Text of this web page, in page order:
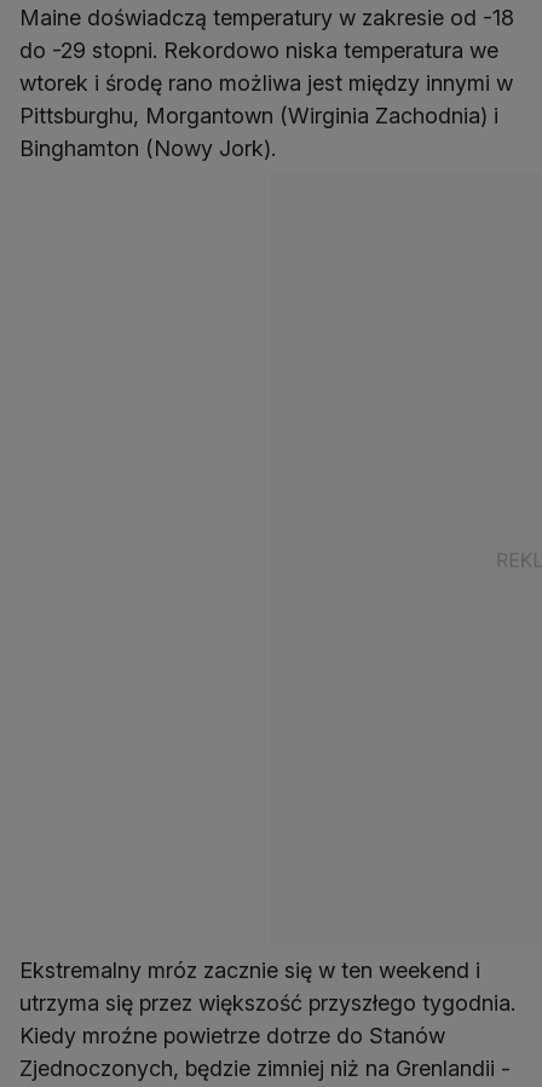
Maine doświadczą temperatury w zakresie od -18
do -29 stopni. Rekordowo niska temperatura we
wtorek i środę rano możliwa jest między innymi w
Pittsburghu, Morgantown (Wirginia Zachodnia) i
Binghamton (Nowy Jork).
Ekstremalny mróz zacznie się w ten weekend i
utrzyma się przez większość przyszłego tygodnia.
Kiedy mroźne powietrze dotrze do Stanów
Zjednoczonych, będzie zimniej niż na Grenlandii -